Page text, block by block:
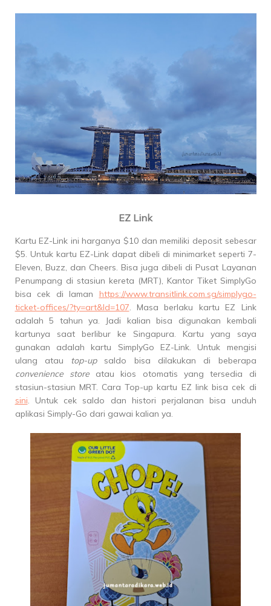
EZ Link
Kartu EZ-Link ini harganya $10 dan memiliki deposit sebesar
$5. Untuk kartu EZ-Link dapat dibeli di minimarket seperti 7-
Eleven, Buzz, dan Cheers. Bisa juga dibeli di Pusat Layanan
Penumpang di stasiun kereta (MRT), Kantor Tiket SimplyGo
bisa cek di laman https://www.transitlink.com.sg/simplygo-
ticket-offices/?ty=art&Id=107. Masa berlaku kartu EZ Link
adalah 5 tahun ya. Jadi kalian bisa digunakan kembali
kartunya saat berlibur ke Singapura. Kartu yang saya
gunakan adalah kartu SimplyGo EZ-Link. Untuk mengisi
ulang atau top-upsaldo bisa dilakukan di beberapa
convenience storeatau kios otomatis yang tersedia di
stasiun-stasiun MRT. Cara Top-up kartu EZ link bisa cek di
sini. Untuk cek saldo dan histori perjalanan bisa unduh
aplikasi Simply-Go dari gawai kalian ya.